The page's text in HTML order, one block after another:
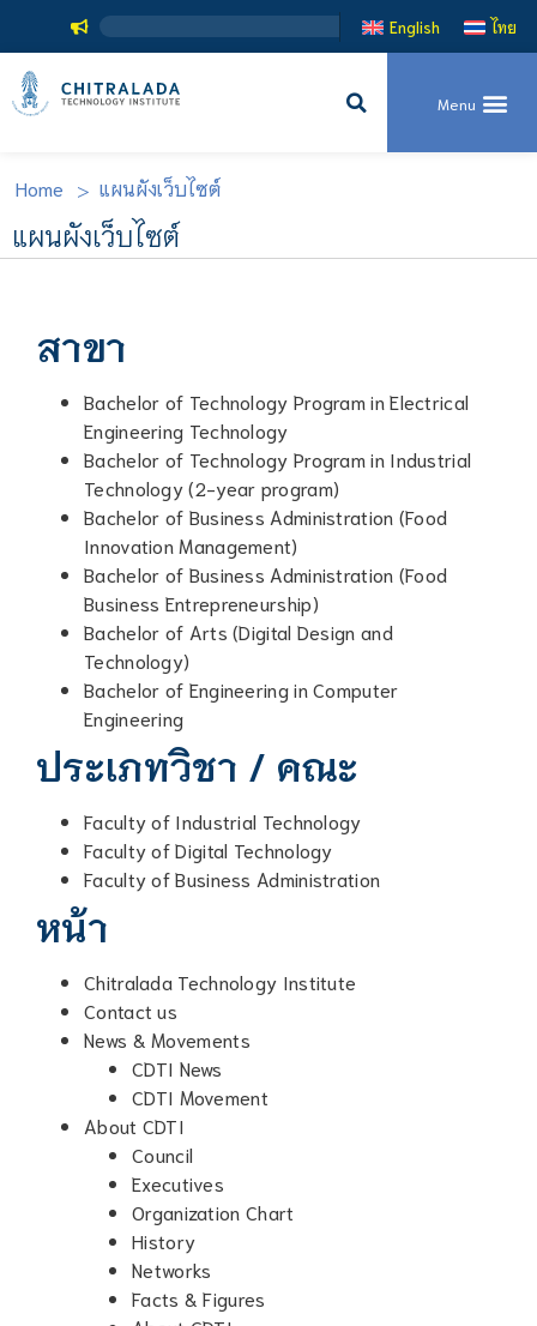
English ไทย
Home > แผนผังเว็บไซต์
แผนผังเว็บไซต์
สาขา
Bachelor of Technology Program in Electrical
Engineering Technology
Bachelor of Technology Program in Industrial
Technology (2-year program)
Bachelor of Business Administration (Food
Innovation Management)
Bachelor of Business Administration (Food
Business Entrepreneurship)
Bachelor of Arts (Digital Design and
Technology)
Bachelor of Engineering in Computer
Engineering
ประเภทวิชา / คณะ
Faculty of Industrial Technology
Faculty of Digital Technology
Faculty of Business Administration
หน้า
Chitralada Technology Institute
Contact us
News & Movements
CDTI News
CDTI Movement
About CDTI
Council
Executives
Organization Chart
History
Networks
Facts & Figures